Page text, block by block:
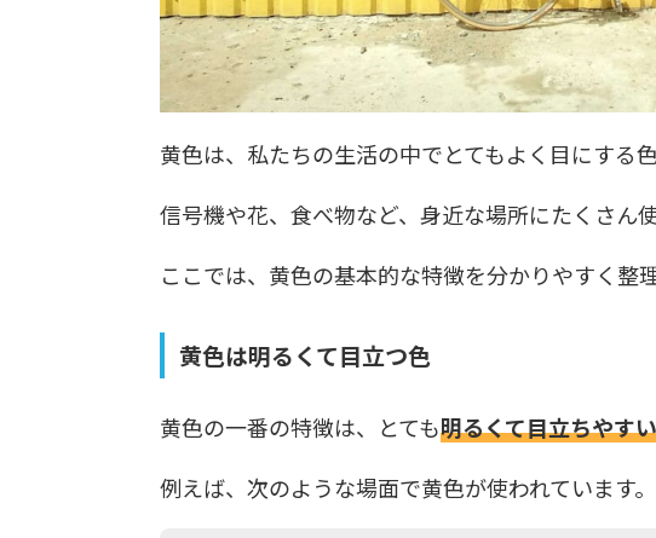
黄色は、私たちの生活の中でとてもよく目にする色
信号機や花、食べ物など、身近な場所にたくさん使
ここでは、黄色の基本的な特徴を分かりやすく整
黄色は明るくて目立つ色
黄色の一番の特徴は、とても明るくて目立ちやす
例えば、次のような場面で黄色が使われています。